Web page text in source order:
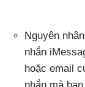
Nguyên
nhắn
hoặc email